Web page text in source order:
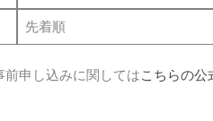
先着順
前申し込みに関してはこちらの公